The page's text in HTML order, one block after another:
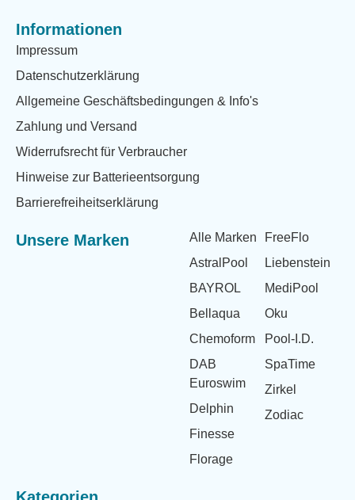
Informationen
Impressum
Datenschutzerklärung
Allgemeine Geschäftsbedingungen & Info's
Zahlung und Versand
Widerrufsrecht für Verbraucher
Hinweise zur Batterieentsorgung
Barrierefreiheitserklärung
Unsere Marken
Alle Marken
AstralPool
BAYROL
Bellaqua
Chemoform
DAB
Euroswim
Delphin
Finesse
Florage
FreeFlo
Liebenstein
MediPool
Oku
Pool-I.D.
SpaTime
Zirkel
Zodiac